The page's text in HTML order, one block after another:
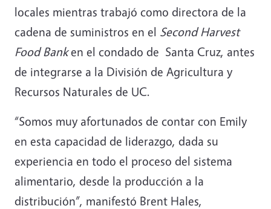
locales mientras trabajó como directora de la
cadena de suministros en el Second Harvest
Food Banken el condado de Santa Cruz, antes
de integrarse a la División de Agricultura y
Recursos Naturales de UC.
“Somos muy afortunados de contar con Emily
en esta capacidad de liderazgo, dada su
experiencia en todo el proceso del sistema
alimentario, desde la producción a la
distribución”, manifestó Brent Hales,